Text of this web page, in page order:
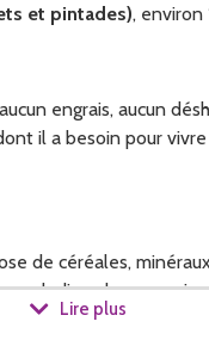
et pintades), environ
engrais, aucun
il a besoin pour
de céréales,
maladies plus ou
Lire plus